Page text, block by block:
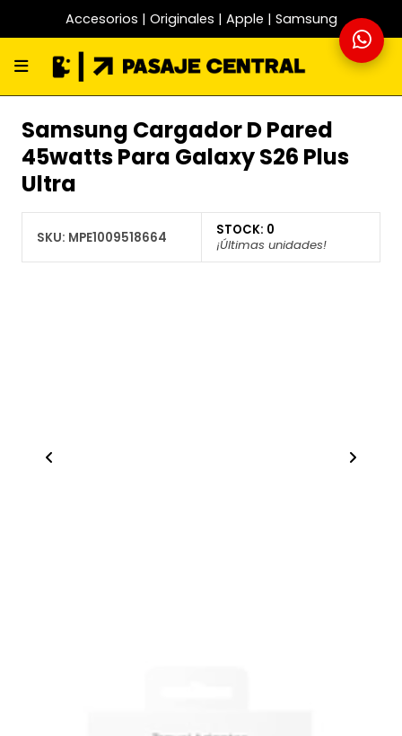
Accesorios | Originales | Apple | Samsung
Samsung Cargador D Pared
45watts Para Galaxy S26 Plus
Ultra
SKU: MPE1009518664 STOCK: 0
¡Últimas unidades!